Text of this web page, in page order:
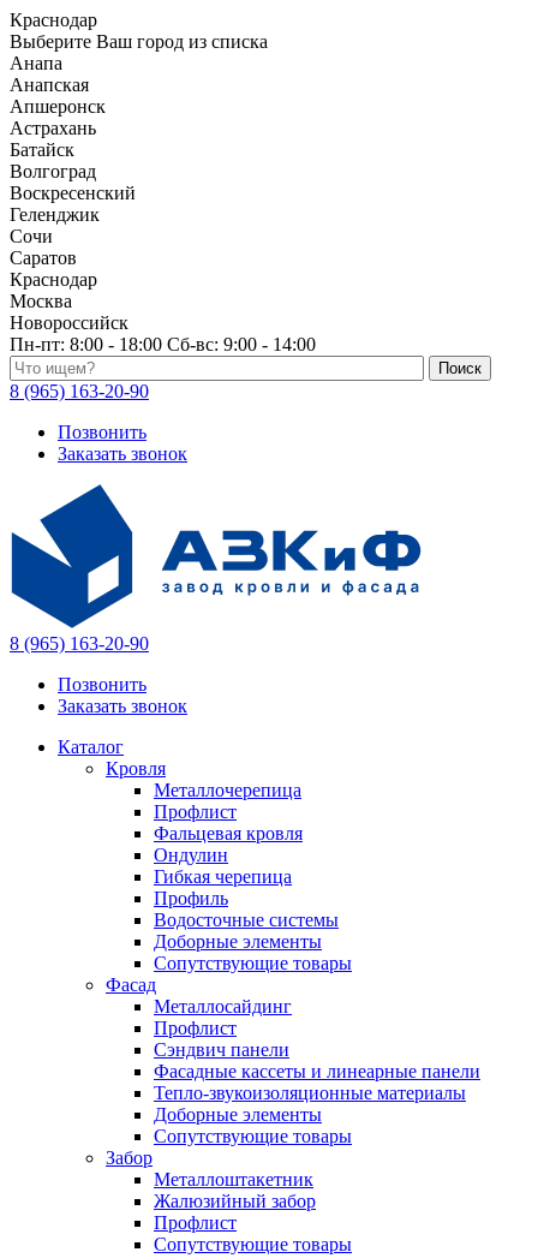
Краснодар
Выберите Ваш город из списка
Анапа
Анапская
Апшеронск
Астрахань
Батайск
Волгоград
Воскресенский
Геленджик
Сочи
Саратов
Краснодар
Москва
Новороссийск
Пн-пт: 8:00 - 18:00 Сб-вс: 9:00 - 14:00
Поиск по каталогу
8 (965) 163-20-90
Позвонить
Заказать звонок
8 (965) 163-20-90
Позвонить
Заказать звонок
Каталог
Кровля
Металлочерепица
Профлист
Фальцевая кровля
Ондулин
Гибкая черепица
Профиль
Водосточные системы
Доборные элементы
Сопутствующие товары
Фасад
Металлосайдинг
Профлист
Сэндвич панели
Фасадные кассеты и линеарные панели
Тепло-звукоизоляционные материалы
Доборные элементы
Сопутствующие товары
Забор
Металлоштакетник
Жалюзийный забор
Профлист
Сопутствующие товары